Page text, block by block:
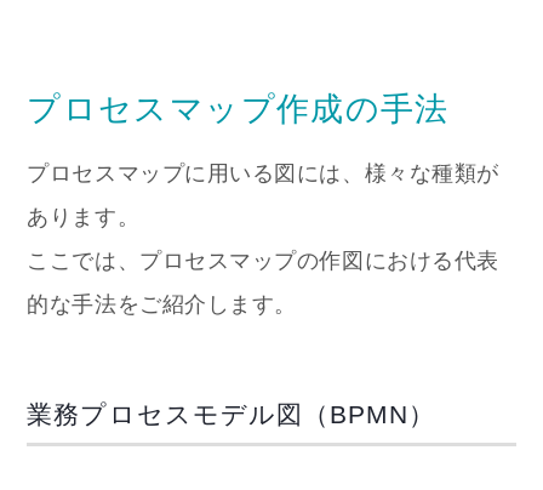
プロセスマップ作成の手法
プロセスマップに用いる図には、様々な種類が
あります。
ここでは、プロセスマップの作図における代表
的な手法をご紹介します。
業務プロセスモデル図（BPMN）